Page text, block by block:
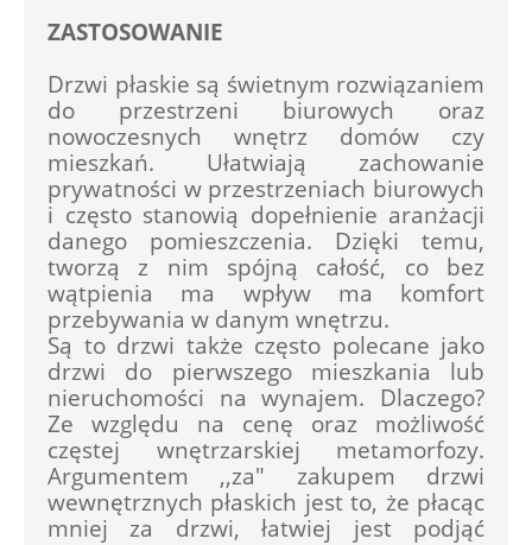
ZASTOSOWANIE
Drzwi płaskie są świetnym rozwiązaniem
do przestrzeni biurowych oraz
nowoczesnych wnętrz domów czy
mieszkań. Ułatwiają zachowanie
prywatności w przestrzeniach biurowych
i często stanowią dopełnienie aranżacji
danego pomieszczenia. Dzięki temu,
tworzą z nim spójną całość, co bez
wątpienia ma wpływ ma komfort
przebywania w danym wnętrzu.
Są to drzwi także często polecane jako
drzwi do pierwszego mieszkania lub
nieruchomości na wynajem. Dlaczego?
Ze względu na cenę oraz możliwość
częstej wnętrzarskiej metamorfozy.
Argumentem ,,za" zakupem drzwi
wewnętrznych płaskich jest to, że płacąc
mniej za drzwi, łatwiej jest podjąć